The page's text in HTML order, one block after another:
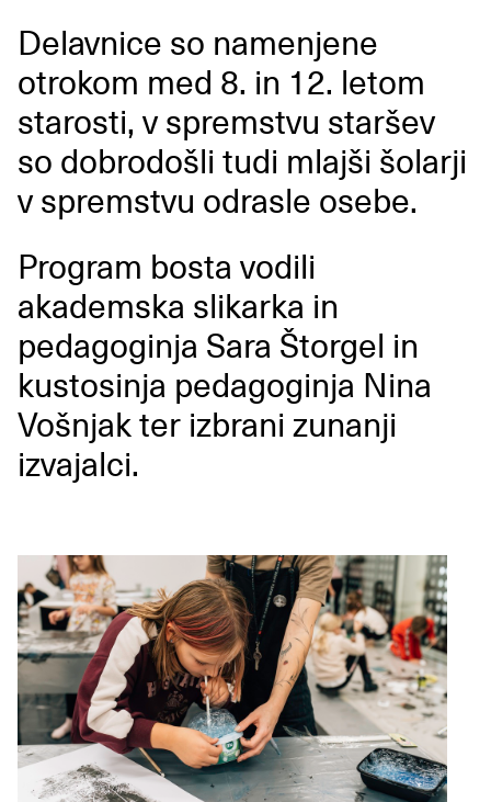
Delavnice so namenjene
otrokom med 8. in 12. letom
starosti, v spremstvu staršev
so dobrodošli tudi mlajši šolarji
v spremstvu odrasle osebe.
Program bosta vodili
akademska slikarka in
pedagoginja Sara Štorgel in
kustosinja pedagoginja Nina
Vošnjak ter izbrani zunanji
izvajalci.